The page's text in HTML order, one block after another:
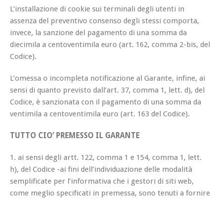
L’installazione di cookie sui terminali degli utenti in
assenza del preventivo consenso degli stessi comporta,
invece, la sanzione del pagamento di una somma da
diecimila a centoventimila euro (art. 162, comma 2-bis, del
Codice).
L’omessa o incompleta notificazione al Garante, infine, ai
sensi di quanto previsto dall’art. 37, comma 1, lett. d), del
Codice, è sanzionata con il pagamento di una somma da
ventimila a centoventimila euro (art. 163 del Codice).
TUTTO CIO’ PREMESSO IL GARANTE
1. ai sensi degli artt. 122, comma 1 e 154, comma 1, lett.
h), del Codice -ai fini dell’individuazione delle modalità
semplificate per l’informativa che i gestori di siti web,
come meglio specificati in premessa, sono tenuti a fornire